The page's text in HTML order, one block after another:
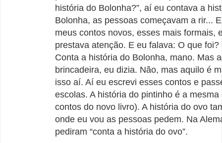
história do Bolonha?”, aí eu contava a
Bolonha, as pessoas começavam a rir...
meus contos novos, esses mais formais,
prestava atenção. E eu falava: O que
Conta a história do Bolonha, mano. Mas
brincadeira, eu dizia. Não, mas aquilo é
isso aí. Aí eu escrevi esses contos e
escolas. A história do pintinho é a
contos do novo livro). A história do ovo
onde eu vou as pessoas pedem. Na
pediram “conta a história do ovo”.